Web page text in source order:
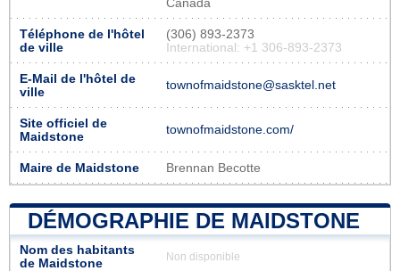
Canada
Téléphone de l'hôtel
de ville
(306) 893-2373
International: +1 306-893-2373
E-Mail de l'hôtel de
ville
townofmaidstone@sasktel.net
Site officiel de
Maidstone
townofmaidstone.com/
Maire de Maidstone Brennan Becotte
DÉMOGRAPHIE DE MAIDSTONE
Nom des habitants
de Maidstone
Non disponible